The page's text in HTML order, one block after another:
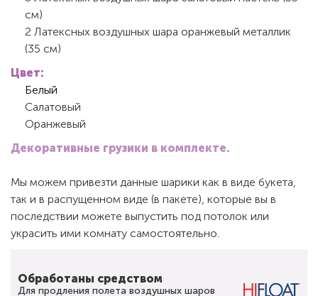
см)
2 Латексных воздушных шара оранжевый металлик
(35 см)
Цвет:
Белый
Салатовый
Оранжевый
Декоративные грузики в комплекте.
Мы можем привезти данные шарики как в виде букета,
так и в распущенном виде (в пакете), которые вы в
последствии можете выпустить под потолок или
украсить ими комнату самостоятельно.
Обработаны средством
Для продления полета воздушных шаров